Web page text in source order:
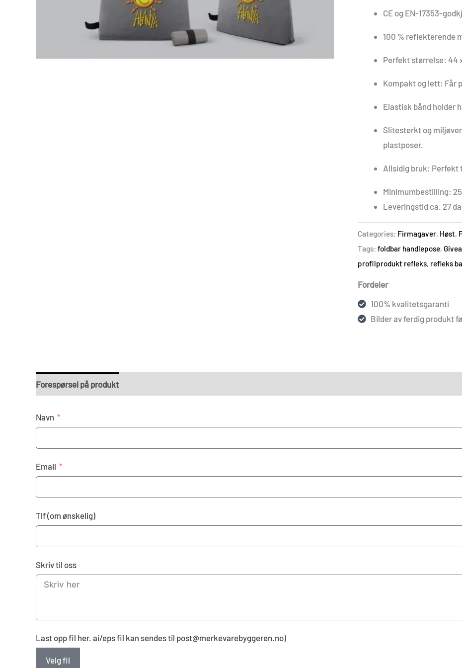
CE og EN-17353-
100 % reflekterende
Perfekt størrelse: 44
Kompakt og lett: Får
Elastisk bånd holder
Slitesterkt og
plastposer.
Allsidig bruk: Perfekt
Minimumbestilling:
Leveringstid ca. 27
Categories: Firmagaver, Høst,
Tags: foldbar handlepose,
profilprodukt refleks, refleks
Fordeler
100% kvalitetsgaranti
Bilder av ferdig produkt
Forespørsel på produkt
Navn
Email
Tlf (om ønskelig)
Skriv til oss
Last opp fil her. ai/eps fil kan sendes til post@merkevarebyggeren.no)
Velg fil